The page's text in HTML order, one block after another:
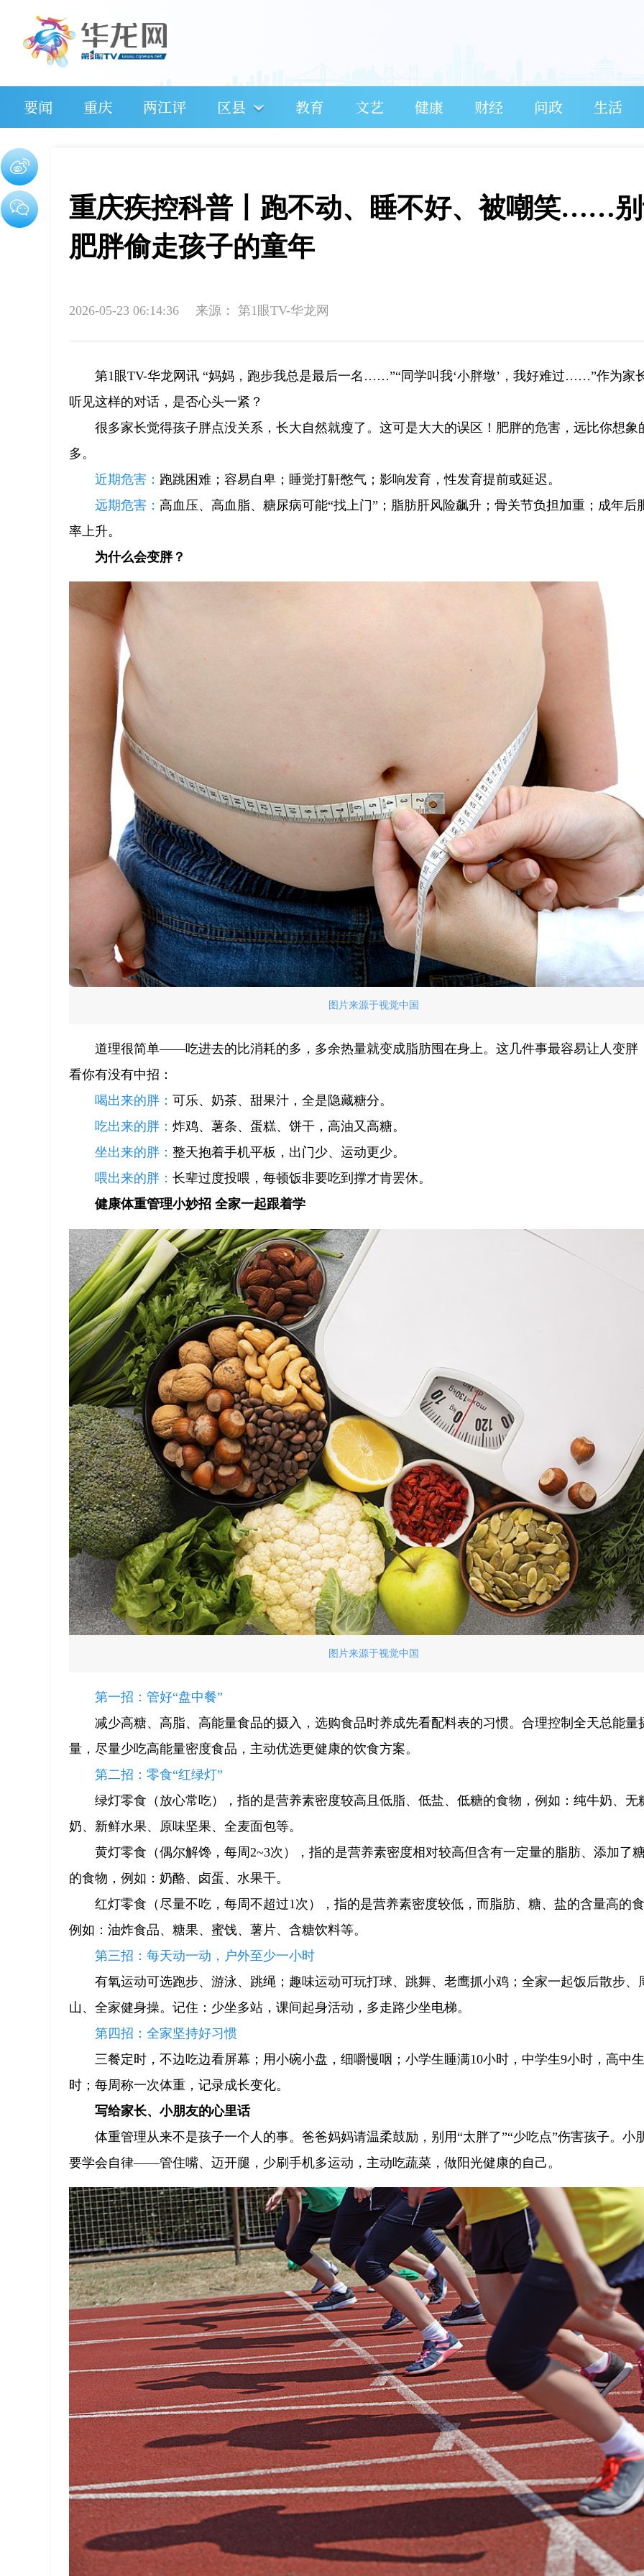
要闻 重庆 两江评 区县 教育 文艺 健康 财经 问政 生活
重庆疾控科普丨跑不动、睡不好、被嘲笑……
肥胖偷走孩子的童年
2026-05-23 06:14:36 来源： 第1眼TV-华龙网
第1眼TV-华龙网讯 “妈妈，跑步我总是最后一名……”“同学叫我‘小胖墩’，我好难过……”作为家
听见这样的对话，是否心头一紧？
很多家长觉得孩子胖点没关系，长大自然就瘦了。这可是大大的误区！肥胖的危害，远比你想象
多。
近期危害： 跑跳困难；容易自卑；睡觉打鼾憋气；影响发育，性发育提前或延迟。
远期危害： 高血压、高血脂、糖尿病可能“找上门”；脂肪肝风险飙升；骨关节负担加重；成年后
率上升。
为什么会变胖？
图片来源于视觉中国
道理很简单——吃进去的比消耗的多，多余热量就变成脂肪囤在身上。这几件事最容易让人变胖
看你有没有中招：
喝出来的胖： 可乐、奶茶、甜果汁，全是隐藏糖分。
吃出来的胖： 炸鸡、薯条、蛋糕、饼干，高油又高糖。
坐出来的胖： 整天抱着手机平板，出门少、运动更少。
喂出来的胖： 长辈过度投喂，每顿饭非要吃到撑才肯罢休。
健康体重管理小妙招 全家一起跟着学
图片来源于视觉中国
第一招：管好“盘中餐”
减少高糖、高脂、高能量食品的摄入，选购食品时养成先看配料表的习惯。合理控制全天总能量
量，尽量少吃高能量密度食品，主动优选更健康的饮食方案。
第二招：零食“红绿灯”
绿灯零食（放心常吃），指的是营养素密度较高且低脂、低盐、低糖的食物，例如：纯牛奶、无
奶、新鲜水果、原味坚果、全麦面包等。
黄灯零食（偶尔解馋，每周2~3次），指的是营养素密度相对较高但含有一定量的脂肪、添加了
的食物，例如：奶酪、卤蛋、水果干。
红灯零食（尽量不吃，每周不超过1次），指的是营养素密度较低，而脂肪、糖、盐的含量高的
例如：油炸食品、糖果、蜜饯、薯片、含糖饮料等。
第三招：每天动一动，户外至少一小时
有氧运动可选跑步、游泳、跳绳；趣味运动可玩打球、跳舞、老鹰抓小鸡；全家一起饭后散步、
山、全家健身操。记住：少坐多站，课间起身活动，多走路少坐电梯。
第四招：全家坚持好习惯
三餐定时，不边吃边看屏幕；用小碗小盘，细嚼慢咽；小学生睡满10小时，中学生9小时，高中
时；每周称一次体重，记录成长变化。
写给家长、小朋友的心里话
体重管理从来不是孩子一个人的事。爸爸妈妈请温柔鼓励，别用“太胖了”“少吃点”伤害孩子。小
要学会自律——管住嘴、迈开腿，少刷手机多运动，主动吃蔬菜，做阳光健康的自己。